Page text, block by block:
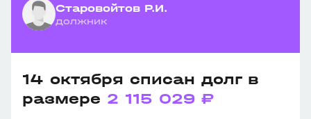
Старовойтов Р.И.
должник
14 октября списан долг в
размере 2 115 029 ₽